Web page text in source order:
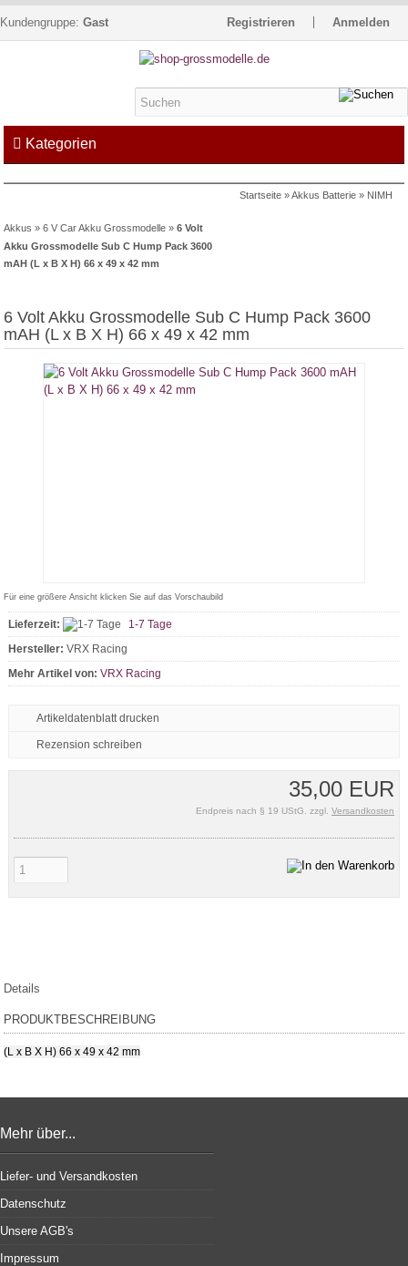
Kundengruppe: Gast Registrieren Anmelden
Kategorien
Startseite »Akkus Batterie » NIMH
Akkus »6 V Car Akku Grossmodelle »6 Volt
Akku Grossmodelle Sub C Hump Pack 3600
mAH (L x B X H) 66 x 49 x 42 mm
6 Volt Akku Grossmodelle Sub C Hump Pack 3600
mAH (L x B X H) 66 x 49 x 42 mm
Für eine größere Ansicht klicken Sie auf das Vorschaubild
Lieferzeit:
1-7 Tage
Hersteller: VRX Racing
Mehr Artikel von: VRX Racing
Artikeldatenblatt drucken
Rezension schreiben
35,00 EUR
Endpreis nach § 19 UStG. zzgl.Versandkosten
Details
PRODUKTBESCHREIBUNG
(L x B X H) 66 x 49 x 42 mm
Mehr über...
Liefer- und Versandkosten
Datenschutz
Unsere AGB's
Impressum